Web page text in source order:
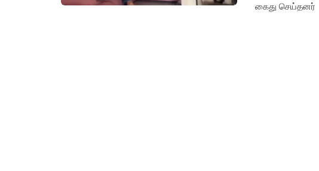
கைது செய்தனர்